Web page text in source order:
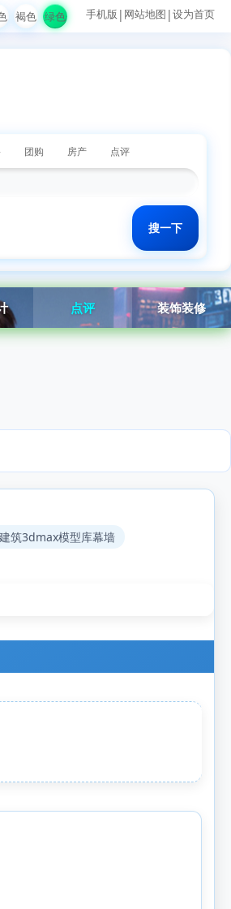
手机版 | 网站地图 |设为首页
褐色 绿色
团购 房产 点评
点评 装饰装修
筑3dmax模型库幕墙